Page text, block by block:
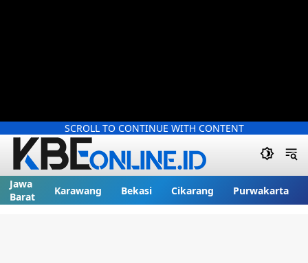
SCROLL TO CONTINUE WITH CONTENT
Jawa
Barat
Karawang Bekasi Cikarang Purwakarta